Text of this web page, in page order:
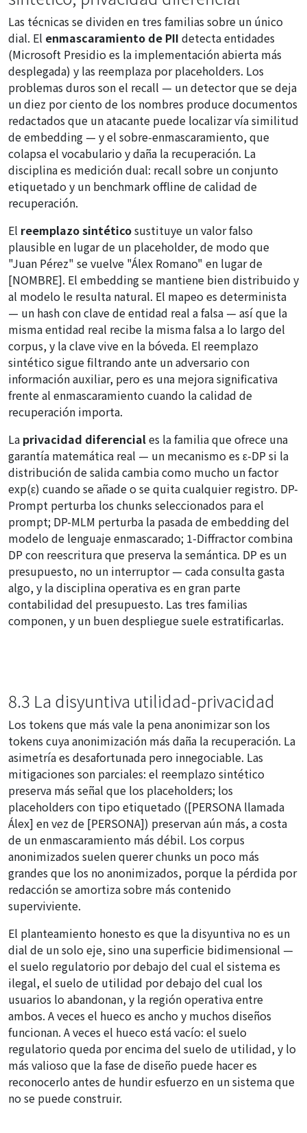
Las técnicas se dividen en tres familias sobre un único
dial. El enmascaramiento de PII detecta entidades
(Microsoft Presidio es la implementación abierta más
desplegada) y las reemplaza por placeholders. Los
problemas duros son el recall — un detector que se deja
un diez por ciento de los nombres produce documentos
redactados que un atacante puede localizar vía similitud
de embedding — y el sobre-enmascaramiento, que
colapsa el vocabulario y daña la recuperación. La
disciplina es medición dual: recall sobre un conjunto
etiquetado y un benchmark offline de calidad de
recuperación.
El reemplazo sintéticosustituye un valor falso
plausible en lugar de un placeholder, de modo que
"Juan Pérez" se vuelve "Álex Romano" en lugar de
[NOMBRE]. El embedding se mantiene bien distribuido y
al modelo le resulta natural. El mapeo es determinista
— un hash con clave de entidad real a falsa — así que la
misma entidad real recibe la misma falsa a lo largo del
corpus, y la clave vive en la bóveda. El reemplazo
sintético sigue filtrando ante un adversario con
información auxiliar, pero es una mejora significativa
frente al enmascaramiento cuando la calidad de
recuperación importa.
La privacidad diferenciales la familia que ofrece una
garantía matemática real — un mecanismo es ε-DP si la
distribución de salida cambia como mucho un factor
exp(ε) cuando se añade o se quita cualquier registro. DP-
Prompt perturba los chunks seleccionados para el
prompt; DP-MLM perturba la pasada de embedding del
modelo de lenguaje enmascarado; 1-Diffractor combina
DP con reescritura que preserva la semántica. DP es un
presupuesto, no un interruptor — cada consulta gasta
algo, y la disciplina operativa es en gran parte
contabilidad del presupuesto. Las tres familias
componen, y un buen despliegue suele estratificarlas.
8.3 La disyuntiva utilidad-privacidad
Los tokens que más vale la pena anonimizar son los
tokens cuya anonimización más daña la recuperación. La
asimetría es desafortunada pero innegociable. Las
mitigaciones son parciales: el reemplazo sintético
preserva más señal que los placeholders; los
placeholders con tipo etiquetado ([PERSONA llamada
Álex] en vez de [PERSONA]) preservan aún más, a costa
de un enmascaramiento más débil. Los corpus
anonimizados suelen querer chunks un poco más
grandes que los no anonimizados, porque la pérdida por
redacción se amortiza sobre más contenido
superviviente.
El planteamiento honesto es que la disyuntiva no es un
dial de un solo eje, sino una superficie bidimensional —
el suelo regulatorio por debajo del cual el sistema es
ilegal, el suelo de utilidad por debajo del cual los
usuarios lo abandonan, y la región operativa entre
ambos. A veces el hueco es ancho y muchos diseños
funcionan. A veces el hueco está vacío: el suelo
regulatorio queda por encima del suelo de utilidad, y lo
más valioso que la fase de diseño puede hacer es
reconocerlo antes de hundir esfuerzo en un sistema que
no se puede construir.